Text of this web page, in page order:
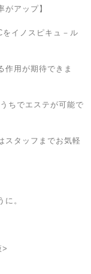
がアップ】
イノスピキュ－ル
作用が期待できま
ちでエステが可能で
スタッフまでお気軽
。